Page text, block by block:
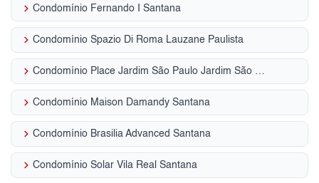
keyboard_arrow_right Condomínio Fernando I Santana
keyboard_arrow_right Condomínio Spazio Di Roma Lauzane Paulista
keyboard_arrow_right Condomínio Place Jardim São Paulo Jardim São Paulo (Zona Norte)
keyboard_arrow_right Condomínio Maison Damandy Santana
keyboard_arrow_right Condomínio Brasilia Advanced Santana
keyboard_arrow_right Condomínio Solar Vila Real Santana